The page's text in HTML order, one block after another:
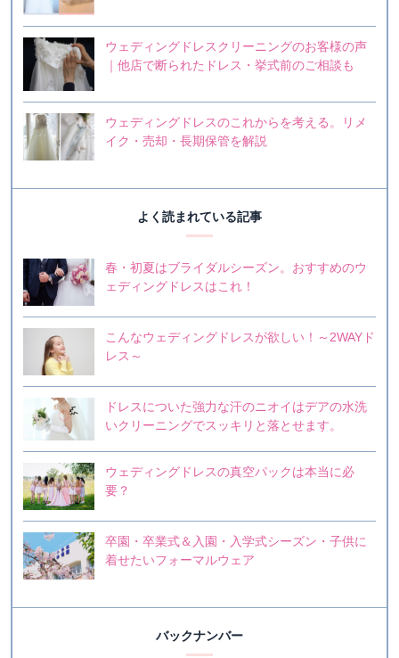
ウェディングドレスクリーニングのお客様の声
｜他店で断られたドレス・挙式前のご相談も
ウェディングドレスのこれからを考える。リメ
イク・売却・長期保管を解説
よく読まれている記事
春・初夏はブライダルシーズン。おすすめのウ
ェディングドレスはこれ！
こんなウェディングドレスが欲しい！～2WAYド
レス～
ドレスについた強力な汗のニオイはデアの水洗
いクリーニングでスッキリと落とせます。
ウェディングドレスの真空パックは本当に必
要？
卒園・卒業式＆入園・入学式シーズン・子供に
着せたいフォーマルウェア
バックナンバー